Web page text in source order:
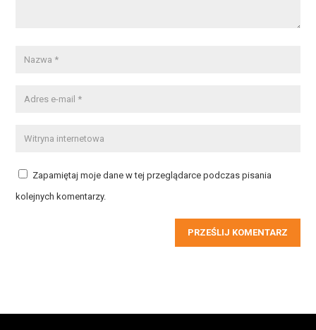
Zapamiętaj moje dane w tej przeglądarce podczas pisania
kolejnych komentarzy.
PRZEŚLIJ KOMENTARZ